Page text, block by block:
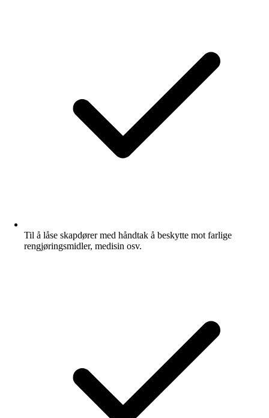
Til å låse skapdører med håndtak å beskytte mot farlige
rengjøringsmidler, medisin osv.